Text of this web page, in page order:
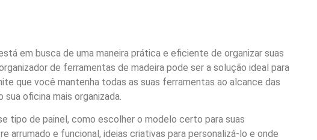
em busca de uma maneira prática e eficiente de organizar suas
de ferramentas de madeira pode ser a solução ideal para
que você mantenha todas as suas ferramentas ao alcance das
oficina mais organizada.
tipo de painel, como escolher o modelo certo para suas
arrumado e funcional, ideias criativas para personalizá-lo e onde